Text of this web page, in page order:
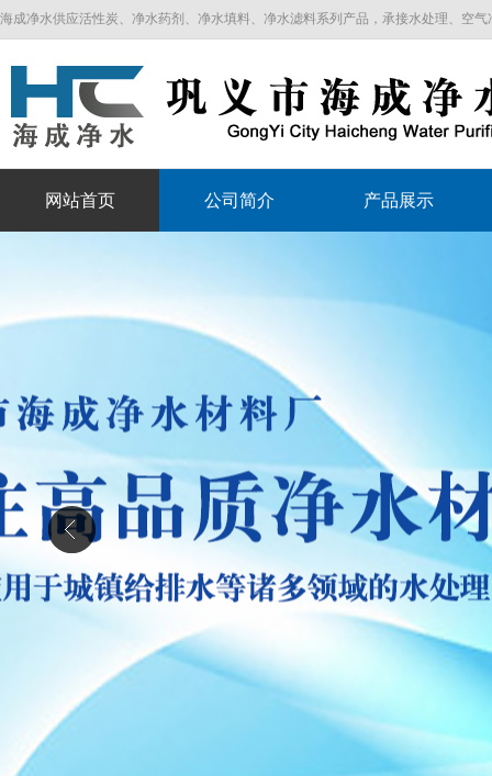
海成净水供应活性炭、净水药剂、净水填料、净水滤料系列产品，承接水处理、空气
网站首页 公司简介 产品展示